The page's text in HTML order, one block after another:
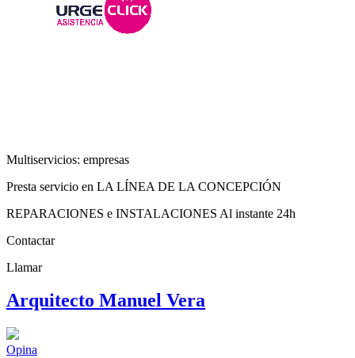
Multiservicios: empresas
Presta servicio en LA LÍNEA DE LA CONCEPCIÓN
REPARACIONES e INSTALACIONES Al instante 24h
Contactar
Llamar
Arquitecto Manuel Vera
Opina